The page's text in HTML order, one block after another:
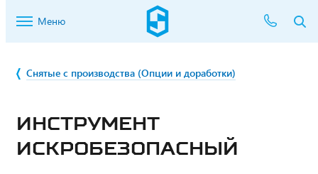
Меню
Снятые с производства (Опции и доработки)
ИНСТРУМЕНТ
ИСКРОБЕЗОПАСНЫЙ